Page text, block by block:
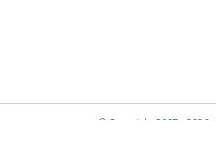
© Copyright 2007 - 2026